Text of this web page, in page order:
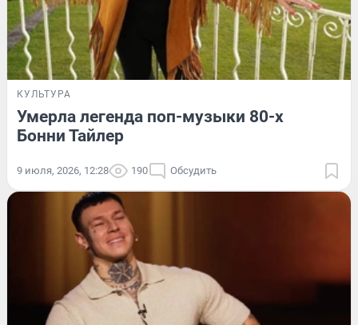
КУЛЬТУРА
Умерла легенда поп-музыки 80-х
Бонни Тайлер
9 июля, 2026, 12:28 190 Обсудить